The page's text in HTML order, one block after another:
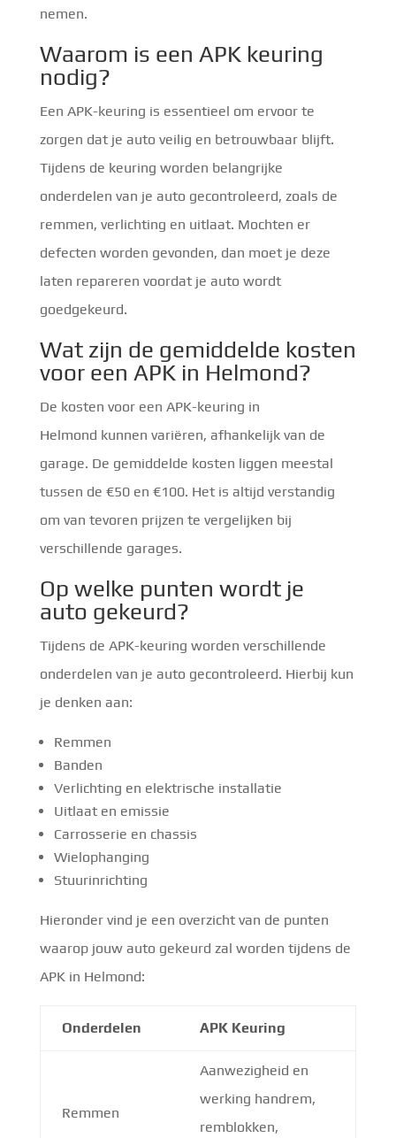
nemen.
Waarom is een APK keuring
nodig?
Een APK-keuring is essentieel om ervoor te
zorgen dat je auto veilig en betrouwbaar blijft.
Tijdens de keuring worden belangrijke
onderdelen van je auto gecontroleerd, zoals de
remmen, verlichting en uitlaat. Mochten er
defecten worden gevonden, dan moet je deze
laten repareren voordat je auto wordt
goedgekeurd.
Wat zijn de gemiddelde kosten
voor een APK in Helmond?
De kosten voor een APK-keuring in
Helmond kunnen variëren, afhankelijk van de
garage. De gemiddelde kosten liggen meestal
tussen de €50 en €100. Het is altijd verstandig
om van tevoren prijzen te vergelijken bij
verschillende garages.
Op welke punten wordt je
auto gekeurd?
Tijdens de APK-keuring worden verschillende
onderdelen van je auto gecontroleerd. Hierbij kun
je denken aan:
Remmen
Banden
Verlichting en elektrische installatie
Uitlaat en emissie
Carrosserie en chassis
Wielophanging
Stuurinrichting
Hieronder vind je een overzicht van de punten
waarop jouw auto gekeurd zal worden tijdens de
APK in Helmond:
Onderdelen APK Keuring
Remmen
Aanwezigheid en
werking handrem,
remblokken,